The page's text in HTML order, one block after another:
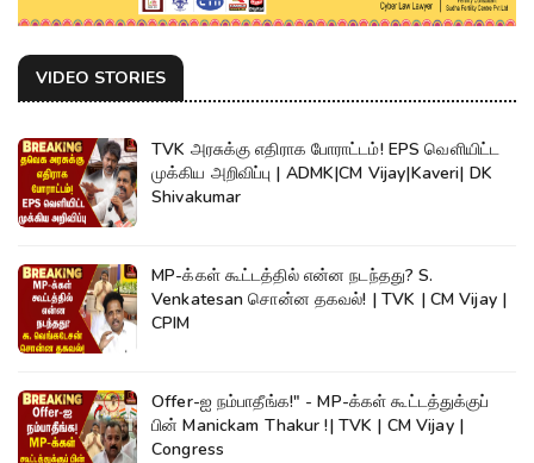
VIDEO STORIES
TVK அரசுக்கு எதிராக போராட்டம்! EPS வெளியிட்ட
முக்கிய அறிவிப்பு | ADMK|CM Vijay|Kaveri| DK
Shivakumar
MP-க்கள் கூட்டத்தில் என்ன நடந்தது? S.
Venkatesan சொன்ன தகவல்! | TVK | CM Vijay |
CPIM
Offer-ஐ நம்பாதீங்க!" - MP-க்கள் கூட்டத்துக்குப்
பின் Manickam Thakur !| TVK | CM Vijay |
Congress